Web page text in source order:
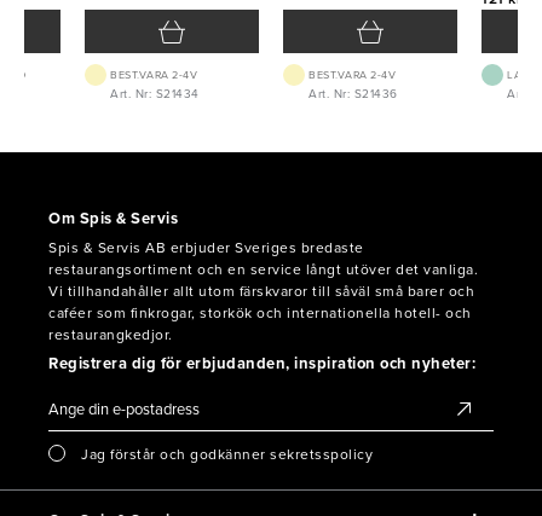
1-2D BEST.VARA 2-4V
Art. Nr: S21434
BEST.VARA 2-4V
Art. Nr: S21436 Art.
Om Spis & Servis
Spis & Servis AB erbjuder Sveriges bredaste
restaurangsortiment och en service långt utöver det vanliga.
Vi tillhandahåller allt utom färskvaror till såväl små barer och
caféer som finkrogar, storkök och internationella hotell- och
restaurangkedjor.
Registrera dig för erbjudanden, inspiration och nyheter:
Jag förstår och godkänner sekretsspolicy